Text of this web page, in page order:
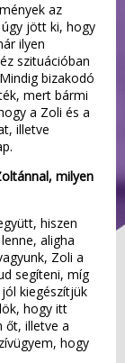
az
jött ki, hogy
ilyen
szituációban
bizakodó
mert bármi
a Zoli és a
illetve
milyen
hiszen
aligha
Zoli a
segíteni, míg
kiegészítjük
hogy itt
őt, illetve a
hogy